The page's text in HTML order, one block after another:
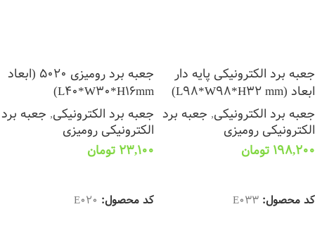
جعبه برد الکترونیکی پایه دار
ابعاد (L98*W98*H32 mm)
جعبه برد الکترونیکی, جعبه برد
الکترونیکی رومیزی
198,200 تومان
کد محصول: E033
جعبه برد رومیزی 5020 (ابعاد
L40*W30*H16mm)
جعبه برد الکترونیکی, جعبه برد
الکترونیکی رومیزی
23,100 تومان
کد محصول: E020